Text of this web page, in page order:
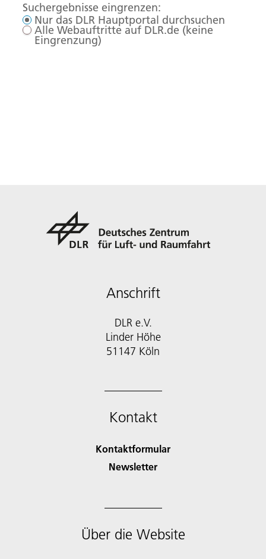
Suchergebnisse eingrenzen:
Nur das DLR Hauptportal durchsuchen
Alle Webauftritte auf DLR.de (keine
Eingrenzung)
Anschrift
DLR e.V.
Linder Höhe
51147 Köln
Kontakt
Kontaktformular
Newsletter
Über die Website